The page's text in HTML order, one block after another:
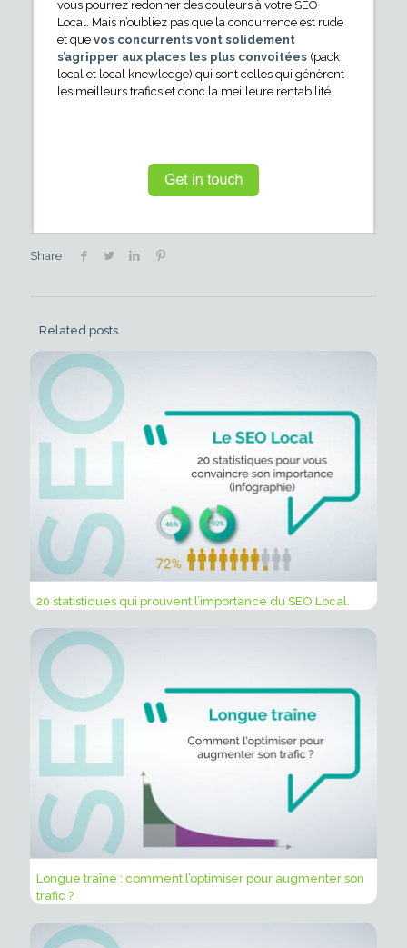
vous pourrez redonner des couleurs à votre SEO
Local. Mais n’oubliez pas que la concurrence est rude
et que vos concurrents vont solidement
s’agripper aux places les plus convoitées(pack
local et local knewledge) qui sont celles qui génèrent
les meilleurs trafics et donc la meilleure rentabilité.
Share
Related posts
20 statistiques qui prouvent l’importance du SEO Local.
Longue traîne : comment l’optimiser pour augmenter son
trafic ?